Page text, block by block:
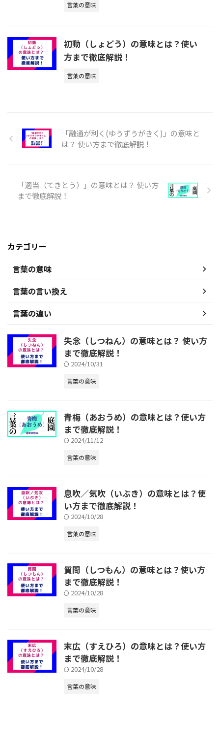
言葉の意味
初動（しょどう）の意味とは？使い
方まで徹底解説！
言葉の意味
「融通が利く(ゆうずうがきく)」の意味と
は？ 使い方まで徹底解説！
「適当（てきとう）」の意味とは？ 使い方
まで徹底解説！
カテゴリー
言葉の意味
言葉の言い換え
言葉の違い
失念（しつねん）の意味とは？ 使い方
まで徹底解説！
2024/10/31
言葉の意味
青梅（あおうめ）の意味とは？使い方
まで徹底解説！
2024/11/12
言葉の意味
息吹／気吹（いぶき）の意味とは？使
い方まで徹底解説！
2024/10/28
言葉の意味
質問（しつもん）の意味とは？使い方
まで徹底解説！
2024/10/28
言葉の意味
末広（すえひろ）の意味とは？使い方
まで徹底解説！
2024/10/28
言葉の意味